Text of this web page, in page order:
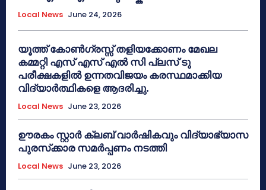
Local News June 24, 2026
യൂത്ത് കോൺഗ്രസ്സ് തളിയക്കോണം മേഖല
കമ്മറ്റി എസ് എസ് എൽ സി പ്ലസ് ടു
പരീക്ഷകളിൽ ഉന്നതവിജയം കരസ്ഥമാക്കിയ
വിദ്യാർത്ഥികളെ ആദരിച്ചു.
Local News June 23, 2026
ഊരകം സ്റ്റാർ ക്ലബ് വാർഷികവും വിദ്യാഭ്യാസ
പുരസ്‌ക്കാര സമർപ്പണം നടത്തി
Local News June 23, 2026